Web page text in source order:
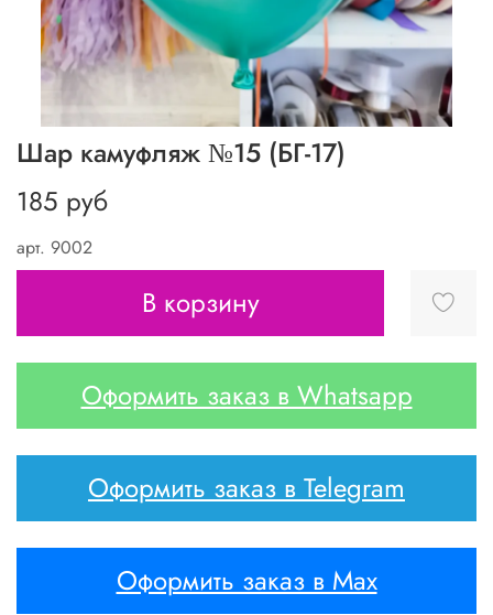
арт. 9002
Шар камуфляж №15 (БГ-17)
185 руб
В корзину
Оформить заказ в Whatsapp
Оформить заказ в Telegram
Оформить заказ в Max